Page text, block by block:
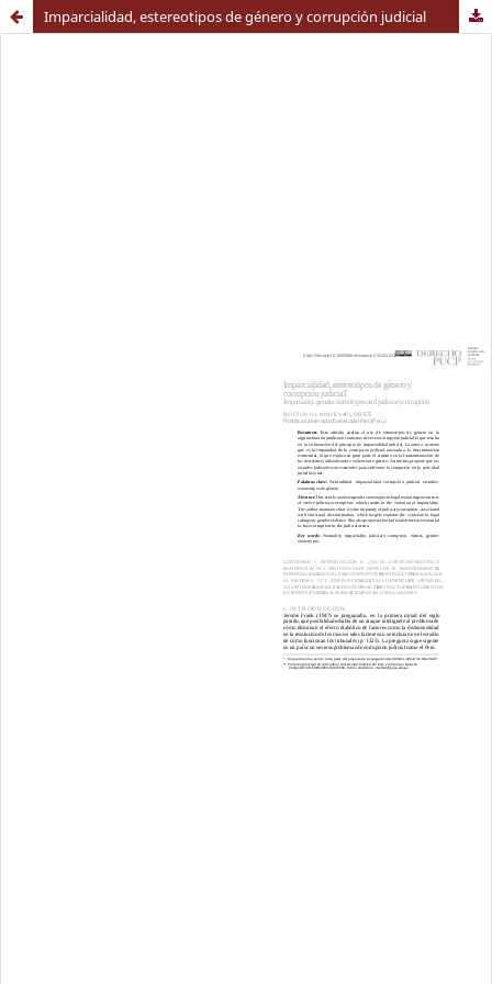
Imparcialidad, estereotipos de género y corrupción judicial